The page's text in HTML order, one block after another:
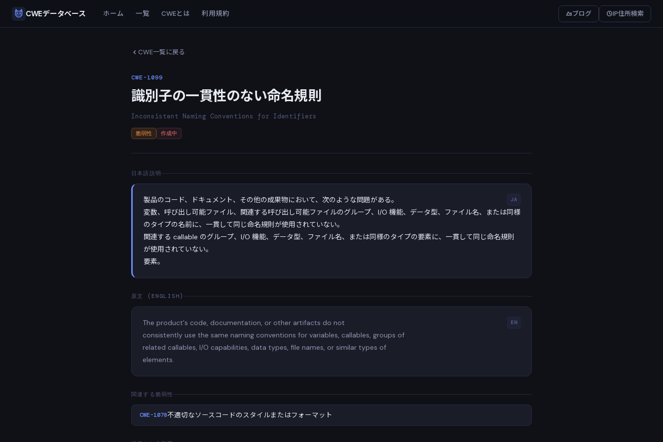
CWEデータベース ホーム 一覧 CWEとは 利用規約 ブログ IP住所検索
CWE一覧に戻る
CWE-1099
識別子の一貫性のない命名規則
Inconsistent Naming Conventions for Identifiers
脆弱性 作成中
日本語説明
JA
製品のコード、ドキュメント、その他の成果物において、次のような問題がある。
変数、呼び出し可能ファイル、関連する呼び出し可能ファイルのグループ、I/O 機能、データ型、ファイル名、または同様
のタイプの名前に、一貫して同じ命名規則が使用されていない。
関連する callable のグループ、I/O 機能、データ型、ファイル名、または同様のタイプの要素に、一貫して同じ命名規則
が使用されていない。
要素。
原文 (ENGLISH)
EN
The product's code, documentation, or other artifacts do not
consistently use the same naming conventions for variables, callables, groups of
related callables, I/O capabilities, data types, file names, or similar types of
elements.
関連する脆弱性
CWE-1078不適切なソースコードのスタイルまたはフォーマット